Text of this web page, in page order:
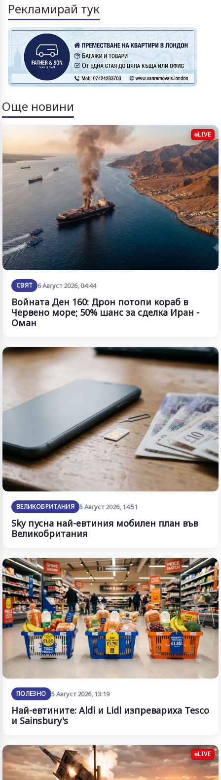
Рекламирай тук
Още новини
LIVE
СВЯТ 6 Август 2026, 04:44
Войната Ден 160: Дрон потопи кораб в
Червено море; 50% шанс за сделка Иран -
Оман
ВЕЛИКОБРИТАНИЯ 5 Август 2026, 14:51
Sky пусна най-евтиния мобилен план във
Великобритания
ПОЛЕЗНО 5 Август 2026, 13:19
Най-евтините: Aldi и Lidl изпревариха Tesco
и Sainsbury's
LIVE